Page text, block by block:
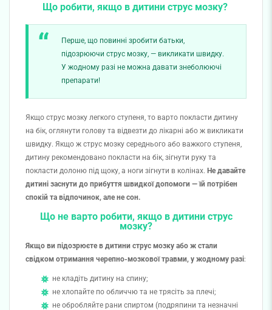
Що робити, якщо в дитини струс мозку?
Перше, що повинні зробити батьки,
підозрюючи струс мозку, — викликати швидку.
У жодному разі не можна давати знеболюючі
препарати!
Якщо струс мозку легкого ступеня, то варто покласти дитину
на бік, оглянути голову та відвезти до лікарні або ж викликати
швидку. Якщо ж струс мозку середнього або важкого ступеня,
дитину рекомендовано покласти на бік, зігнути руку та
покласти долоню під щоку, а ноги зігнути в колінах. Не давайте
дитині заснути до прибуття швидкої допомоги — їй потрібен
спокій та відпочинок, але не сон.
Що не варто робити, якщо в дитини струс
мозку?
Якщо ви підозрюєте в дитини струс мозку або ж стали
свідком отримання черепно-мозкової травми, у жодному разі:
не кладіть дитину на спину;
не хлопайте по обличчю та не трясіть за плечі;
не обробляйте рани спиртом (подряпини та незначні